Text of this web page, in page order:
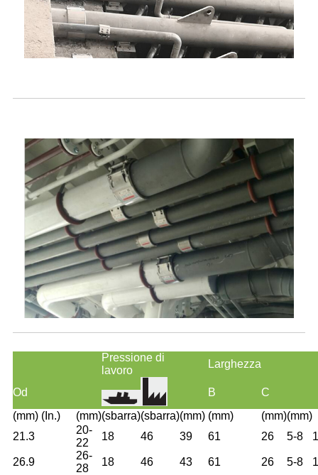
Pressione di
lavoro
Larghezza
Od B
C
(mm) (In.) (mm)(sbarra)(sbarra)(mm) (mm) (mm)(mm)
21.3
20-
22
18 46 39 61 26 5-8
26.9
26-
28
18 46 43 61 26 5-8